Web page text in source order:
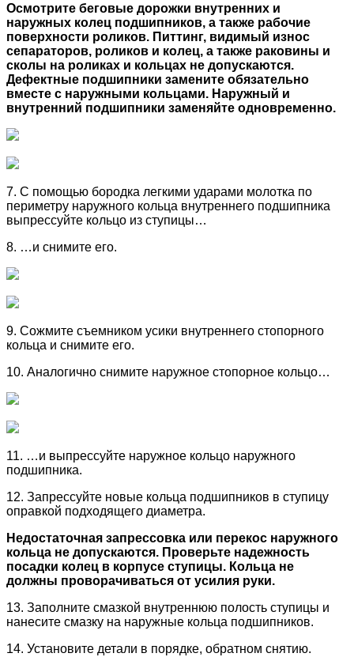
Осмотрите беговые дорожки внутренних и
наружных колец подшипников, а также рабочие
поверхности роликов. Питтинг, видимый износ
сепараторов, роликов и колец, а также раковины и
сколы на роликах и кольцах не допускаются.
Дефектные подшипники замените обязательно
вместе с наружными кольцами. Наружный и
внутренний подшипники заменяйте одновременно.
7. С помощью бородка легкими ударами молотка по
периметру наружного кольца внутреннего подшипника
выпрессуйте кольцо из ступицы…
8. …и снимите его.
9. Сожмите съемником усики внутреннего стопорного
кольца и снимите его.
10. Аналогично снимите наружное стопорное кольцо…
11. …и выпрессуйте наружное кольцо наружного
подшипника.
12. Запрессуйте новые кольца подшипников в ступицу
оправкой подходящего диаметра.
Недостаточная запрессовка или перекос наружного
кольца не допускаются. Проверьте надежность
посадки колец в корпусе ступицы. Кольца не
должны проворачиваться от усилия руки.
13. Заполните смазкой внутреннюю полость ступицы и
нанесите смазку на наружные кольца подшипников.
14. Установите детали в порядке, обратном снятию.